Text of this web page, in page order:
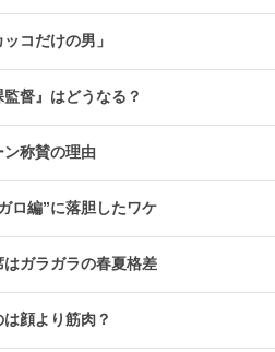
コだけの男」
督』はどうなる？
称賛の理由
ロ編”に落胆したワケ
ガラガラの春夏格差
は顔より筋肉？